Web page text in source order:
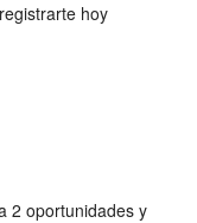
hoy
2 oportunidades y